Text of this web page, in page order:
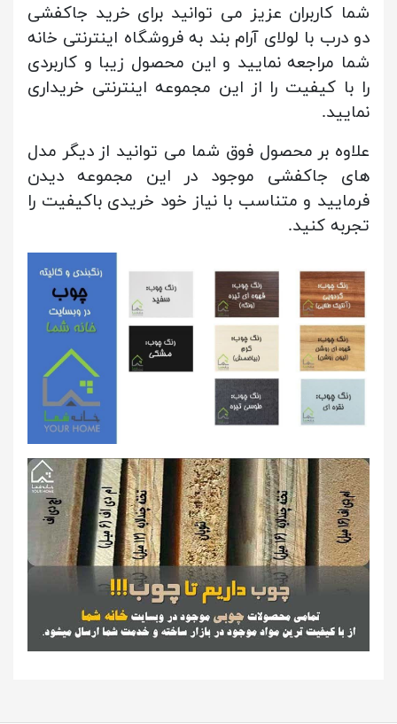
شما کاربران عزیز می توانید برای خرید جاکفشی
دو درب با لولای آرام بند به فروشگاه اینترنتی خانه
شما مراجعه نمایید و این محصول زیبا و کاربردی
را با کیفیت را از این مجموعه اینترنتی خریداری
نمایید.
علاوه بر محصول فوق شما می توانید از دیگر مدل
های جاکفشی موجود در این مجموعه دیدن
فرمایید و متناسب با نیاز خود خریدی باکیفیت را
تجربه کنید.